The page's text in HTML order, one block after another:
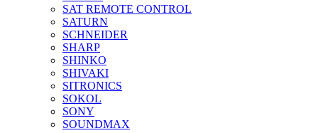
SAT REMOTE CONTROL
SATURN
SCHNEIDER
SHARP
SHINKO
SHIVAKI
SITRONICS
SOKOL
SONY
SOUNDMAX